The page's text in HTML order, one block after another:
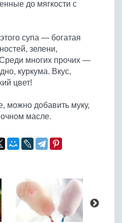
до мягкости с
супа — богатая
зелени,
многих прочих —
куркума. Вкус,
цвет!
можно добавить муку,
масле.